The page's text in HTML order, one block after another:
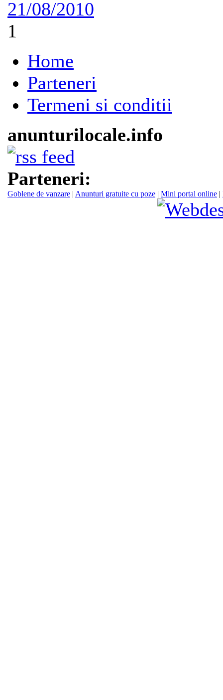
21/08/2010
1
Home
Parteneri
Termeni si conditii
anunturilocale.info
Parteneri:
Goblene de vanzare | Anunturi gratuite cu poze | Mini portal online |